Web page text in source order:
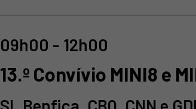
09h00 - 12h00
13.º Convívio MINI8 e